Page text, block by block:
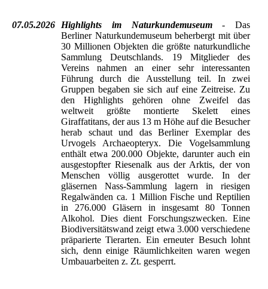
07.05.2026 Highlights im Naturkundemuseum
- Das
Berliner Naturkundemuseum beherbergt mit über
30 Millionen Objekten die größte naturkundliche
Sammlung Deutschlands. 19 Mitglieder des
Vereins nahmen an einer sehr interessanten
Führung durch die Ausstellung teil. In zwei
Gruppen begaben sie sich auf eine Zeitreise. Zu
den Highlights gehören ohne Zweifel das
weltweit größte montierte Skelett eines
Giraffatitans, der aus 13 m Höhe auf die Besucher
herab schaut und das Berliner Exemplar des
Urvogels Archaeopteryx. Die Vogelsammlung
enthält etwa 200.000 Objekte, darunter auch ein
ausgestopfter Riesenalk aus der Arktis, der von
Menschen völlig ausgerottet wurde. In der
gläsernen Nass-Sammlung lagern in riesigen
Regalwänden ca. 1 Million Fische und Reptilien
in 276.000 Gläsern in insgesamt 80 Tonnen
Alkohol. Dies dient Forschungszwecken. Eine
Biodiversitätswand zeigt etwa 3.000 verschiedene
präparierte Tierarten. Ein erneuter Besuch lohnt
sich, denn einige Räumlichkeiten waren wegen
Umbauarbeiten z. Zt. gesperrt.